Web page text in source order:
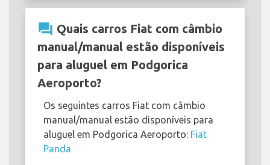
question_answer Quais carros Fiat com câmbio
manual/manual estão disponíveis
para aluguel em Podgorica
Aeroporto?
Os seguintes carros Fiat com câmbio
manual/manual estão disponíveis para
aluguel em Podgorica Aeroporto: Fiat
Panda